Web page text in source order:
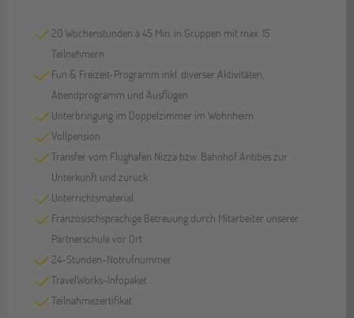
20 Wochenstunden à 45 Min. in Gruppen mit max. 15
Teilnehmern
Fun & Freizeit-Programm inkl. diverser Aktivitäten,
Abendprogramm und Ausflügen
Unterbringung im Doppelzimmer im Wohnheim
Vollpension
Transfer vom Flughafen Nizza bzw. Bahnhof Antibes zur
Unterkunft und zurück
Unterrichtsmaterial
Französischsprachige Betreuung durch Mitarbeiter unserer
Partnerschule vor Ort
24-Stunden-Notrufnummer
TravelWorks-Infopaket
Teilnahmezertifikat